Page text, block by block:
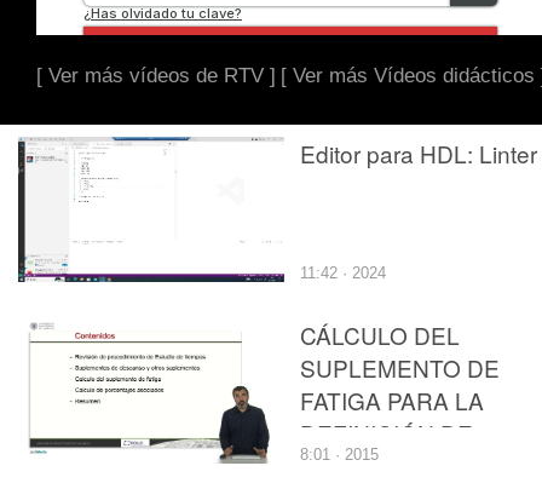
[ Ver más vídeos de RTV ] [ Ver más Vídeos didácticos
Editor para HDL: Linter
11:42 · 2024
CÁLCULO DEL
SUPLEMENTO DE
FATIGA PARA LA
DEFINICIÓN DE
ESTÁNDARES DE
8:01 · 2015